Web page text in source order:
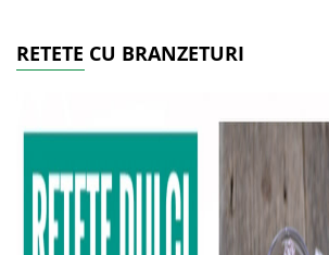
RETETE CU BRANZETURI